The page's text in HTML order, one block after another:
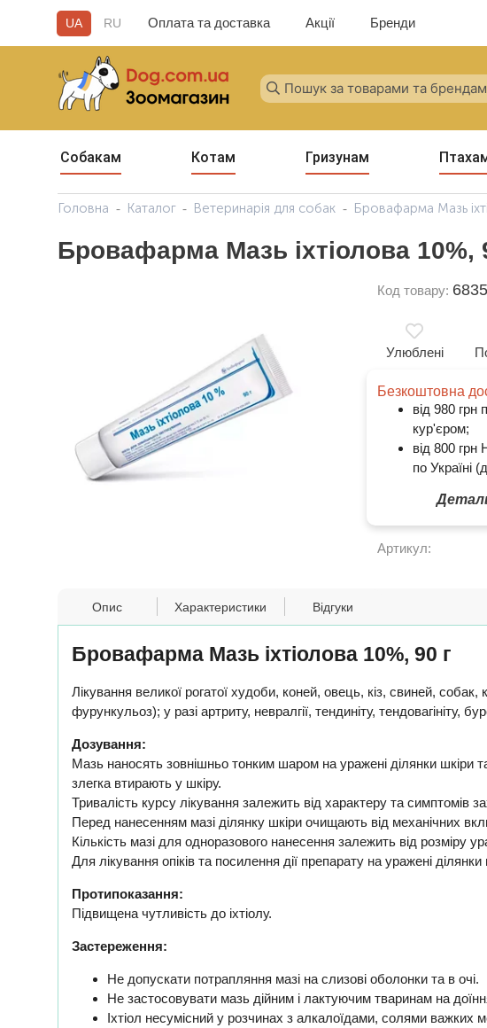
UA RU Оплата та доставка Акції Бренди
Собакам Котам Гризунам
Головна Каталог Ветеринарія для собак Бровафарма Мазь
Бровафарма Мазь іхтіолова 10%,
Код товару:
Улюблені
Безкоштовна
від 980
кур'єром;
від 800
по Україні
Артикул:
Опис Характеристики Відгуки
Бровафарма Мазь іхтіолова 10%, 90 г
Лікування великої рогатої худоби, коней, овець, кіз, свиней,
фурункульоз); у разі артриту, невралгії, тендиніту, тендовагініту,
Дозування:
Мазь наносять зовнішньо тонким шаром на уражені ділянки шкіри
злегка втирають у шкіру.
Тривалість курсу лікування залежить від характеру та симптомів
Перед нанесенням мазі ділянку шкіри очищають від механічних
Кількість мазі для одноразового нанесення залежить від розміру
Для лікування опіків та посилення дії препарату на уражені
Протипоказання:
Підвищена чутливість до іхтіолу.
Застереження:
Не допускати потрапляння мазі на слизові оболонки та в очі.
Не застосовувати мазь дійним і лактуючим тваринам на
Іхтіол несумісний у розчинах з алкалоїдами, солями важких